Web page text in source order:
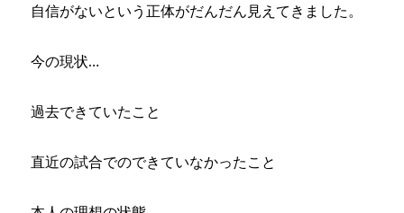
自信がないという正体がだんだん見えてきました。
今の現状…
過去できていたこと
直近の試合でのできていなかったこと